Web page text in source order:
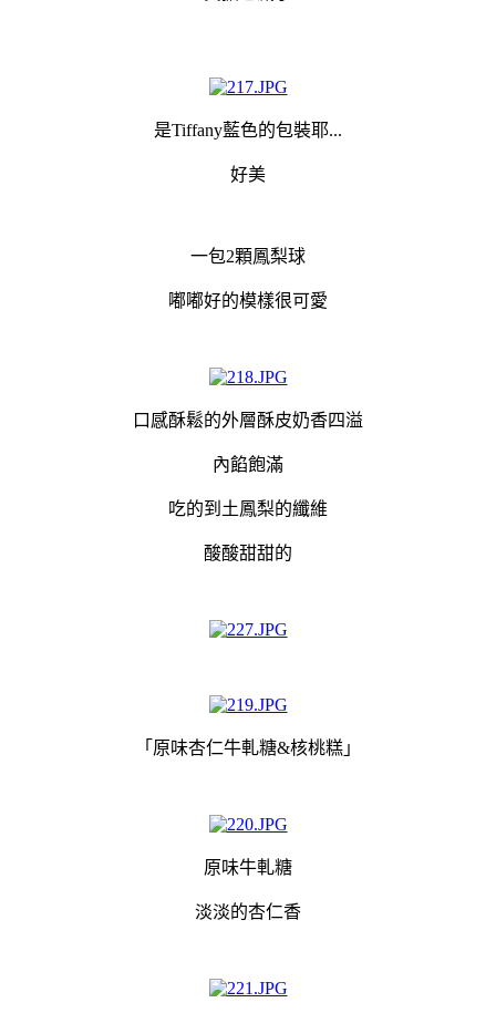
是Tiffany藍色的包裝耶...
好美
一包2顆鳳梨球
嘟嘟好的模樣很可愛
口感酥鬆的外層酥皮奶香四溢
內餡飽滿
吃的到 土鳳梨的纖維
酸酸甜甜的
「原味杏仁牛軋糖&核桃糕」
原味牛軋糖
淡淡的杏仁香